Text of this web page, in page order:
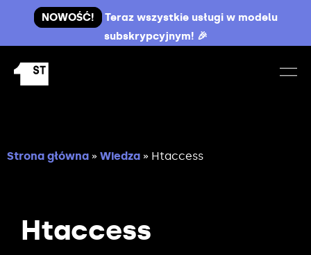
NOWOŚĆ!
Teraz wszystkie usługi w modelu
subskrypcyjnym! 🎉
Strona główna » Wiedza » Htaccess
Htaccess